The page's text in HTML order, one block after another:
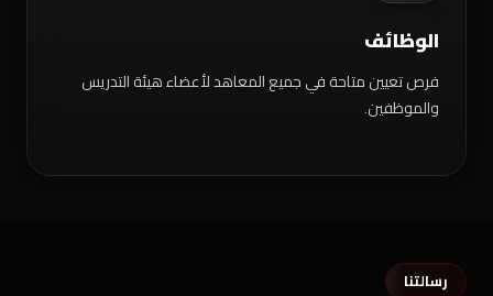
الوظائف
فرص تعيين متاحة في جميع المعاهد لأعضاء هيئة التدريس
والموظفين.
رسالتنا